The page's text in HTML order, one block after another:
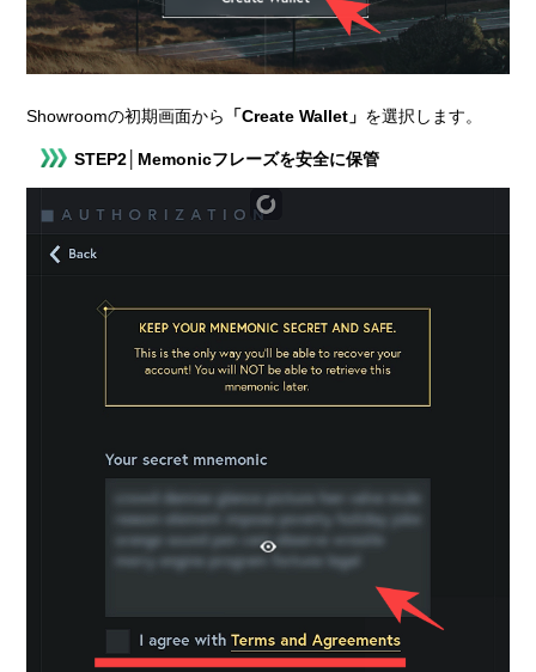
Showroomの初期画面から 「Create Wallet」 を選択します。
STEP2│Memonicフレーズを安全に保管